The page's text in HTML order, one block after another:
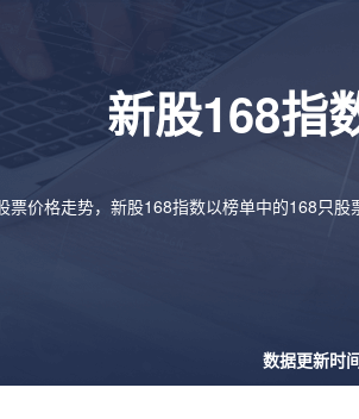
新股168指
票价格走势，新股168指数以榜单中的168只股
数据更新时